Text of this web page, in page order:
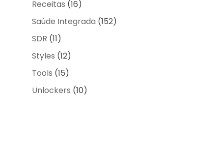
Receitas (16)
Saúde Integrada (152)
SDR (11)
Styles (12)
Tools (15)
Unlockers (10)